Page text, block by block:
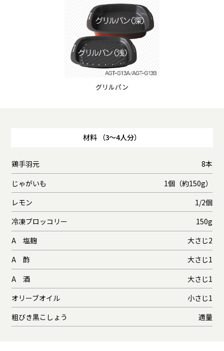
グリルパン
材料 （3～4人分）
鶏手羽元
8本
じゃがいも
1個（約150g）
レモン
1/2個
冷凍ブロッコリー
150g
A 塩麹
大さじ2
A 酢
大さじ1
A 酒
大さじ1
オリーブオイル
小さじ1
粗びき黒こしょう
適量